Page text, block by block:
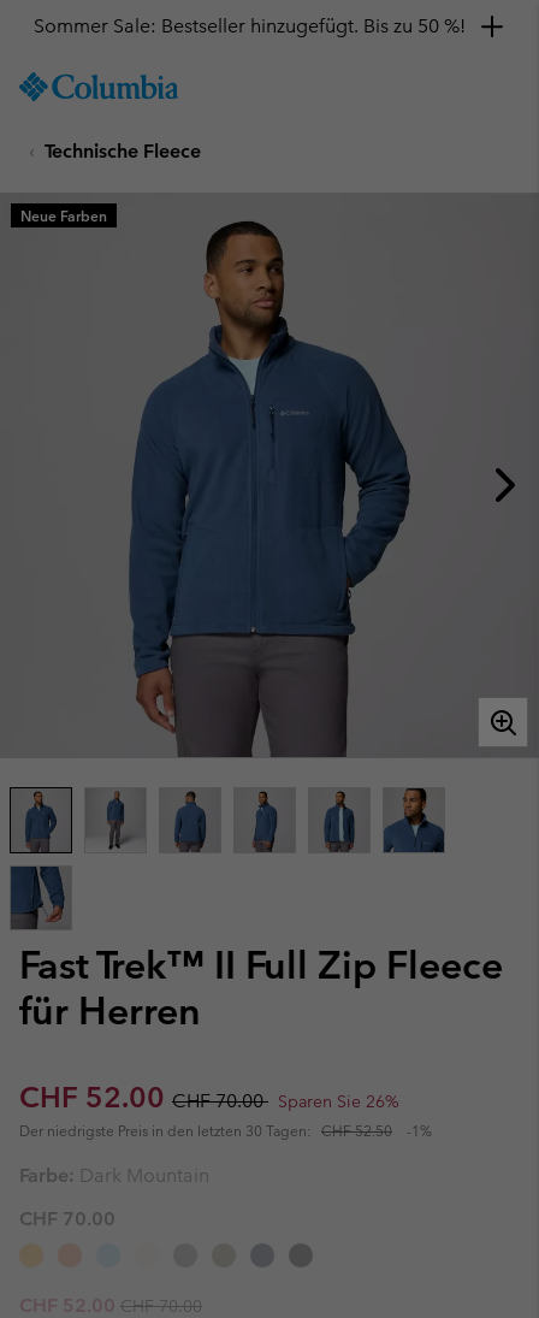
TO
SKIP
MAIN
NAV
Sommer Sale: Bestseller hinzugefügt. Bis zu 50 %!
Technische Fleece
Fast Trek™ II Full Zip Fleece
für Herren
Sale price:
CHF 52.00 Regular price:
CHF 70.00 Sparen Sie 26%
Der niedrigste Preis in den letzten 30 Tagen: CHF 52.50 -1%
Neue Farben
Farbe: Dark Mountain
CHF 70.00
Sale price:
CHF 52.00 Regular price:
CHF 70.00